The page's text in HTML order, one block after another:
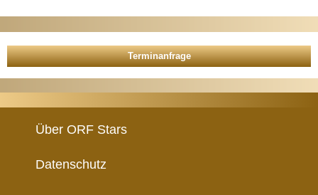
Über ORF Stars
Datenschutz